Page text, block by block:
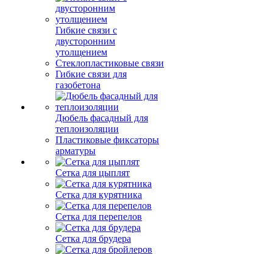
Гибкие связи с
двусторонним
утолщением
Стеклопластиковые связи
Гибкие связи для
газобетона
Дюбель фасадный для
теплоизоляции
Пластиковые фиксаторы
арматуры
Сетка для цыплят
Сетка для курятника
Сетка для перепелов
Сетка для брудера